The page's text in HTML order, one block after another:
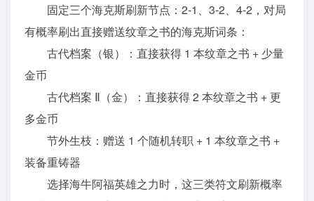
固定三个海克斯刷新节点：2-1、3-2、4-2，对局
有概率刷出直接赠送纹章之书的海克斯词条：
古代档案（银）：直接获得 1 本纹章之书 + 少量
金币
古代档案 Ⅱ（金）：直接获得 2 本纹章之书 + 更
多金币
节外生枝：赠送 1 个随机转职 + 1 本纹章之书 +
装备重铸器
选择海牛阿福英雄之力时，这三类符文刷新概率